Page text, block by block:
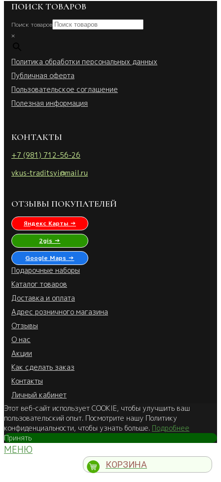
ПОИСК ТОВАРОВ
Поиск товаров
×
Политика обработки персональных данных
Публичная оферта
Пользовательское соглашение
Полезная информация
КОНТАКТЫ
+7 (981) 712-56-26
vkus-traditsyi@mail.ru
ОТЗЫВЫ ПОКУПАТЕЛЕЙ
Яндекс Карты →
2gis →
Google Maps →
Подарочные наборы
Каталог товаров
Доставка и оплата
Адрес розничного магазина
Отзывы
О нас
Акции
Как сделать заказ
Контакты
Личный кабинет
Этот веб-сайт использует COOKIE, чтобы улучшить ваш
пользовательский опыт. Посмотрите нашу Политику
конфиденциальности, чтобы узнать больше. Подробнее
Принять
МЕНЮ
КОРЗИНА